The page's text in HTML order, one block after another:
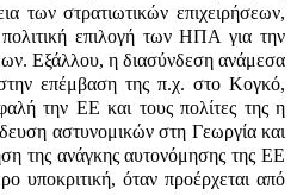
των στρατιωτικών επιχειρήσεων,
επιλογή των ΗΠΑ για την
Εξάλλου, η διασύνδεση ανάμεσα
επέμβαση της π.χ. στο Κογκό,
την ΕΕ και τους πολίτες της η
αστυνομικών στη Γεωργία και
της ανάγκης αυτονόμησης της ΕΕ
υποκριτική, όταν προέρχεται από